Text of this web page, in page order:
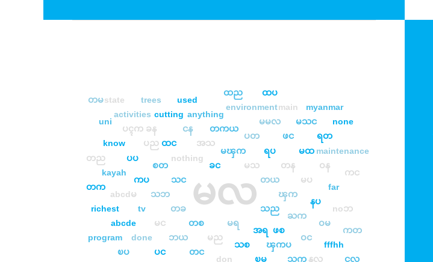
မလ
မရ
တစ
ခင မသ
တယ
သည
အရ
nothing
တခ
သင
ဖစ
မည
ဘယ
မၾက ရပ
တန
ၾက
ၾကပ
သစ
မင
သဘ
စတ
ထင အသ
ႀက
တင
ပင
ပည
ပတ
ဖင
မထ
မပ
ဝင
သက
ၿမ
don
done
tv
ကပ
ခန ငန တကယ
နပ
ပပ
ပၚက
မမလ မသင
ရတ
ဝန
ဝမ
ၿပ
abcde
abcdမ
activities anything
cutting
environment
far
fffhh
kayah
know
main
maintenance
myanmar
none
noဘ
program
richest
state trees
uni
used
ကင
ကတ
ငလ
တက
တည
တမ
ထည ထပ